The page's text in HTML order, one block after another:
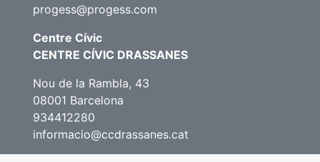
progess@progess.com
Centre Cívic
CENTRE CÍVIC DRASSANES
Nou de la Rambla, 43
08001 Barcelona
934412280
informacio@ccdrassanes.cat